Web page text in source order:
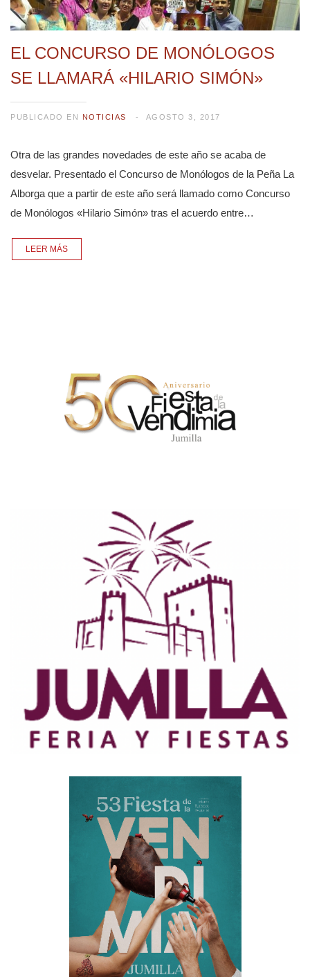
EL CONCURSO DE MONÓLOGOS
SE LLAMARÁ «HILARIO SIMÓN»
PUBLICADO EN NOTICIAS AGOSTO 3, 2017
Otra de las grandes novedades de este año se acaba de
desvelar. Presentado el Concurso de Monólogos de la Peña La
Alborga que a partir de este año será llamado como Concurso
de Monólogos «Hilario Simón» tras el acuerdo entre…
LEER MÁS